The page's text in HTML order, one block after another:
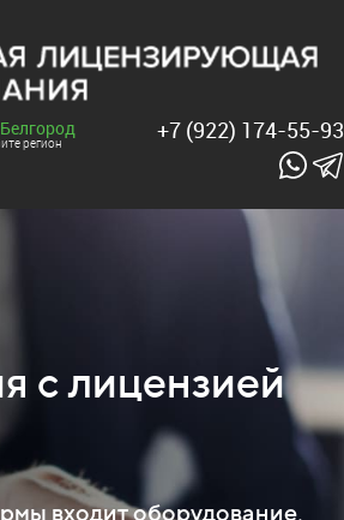
Белгород
регион +7 (922) 174-55-93
с лицензией
входит оборудование,